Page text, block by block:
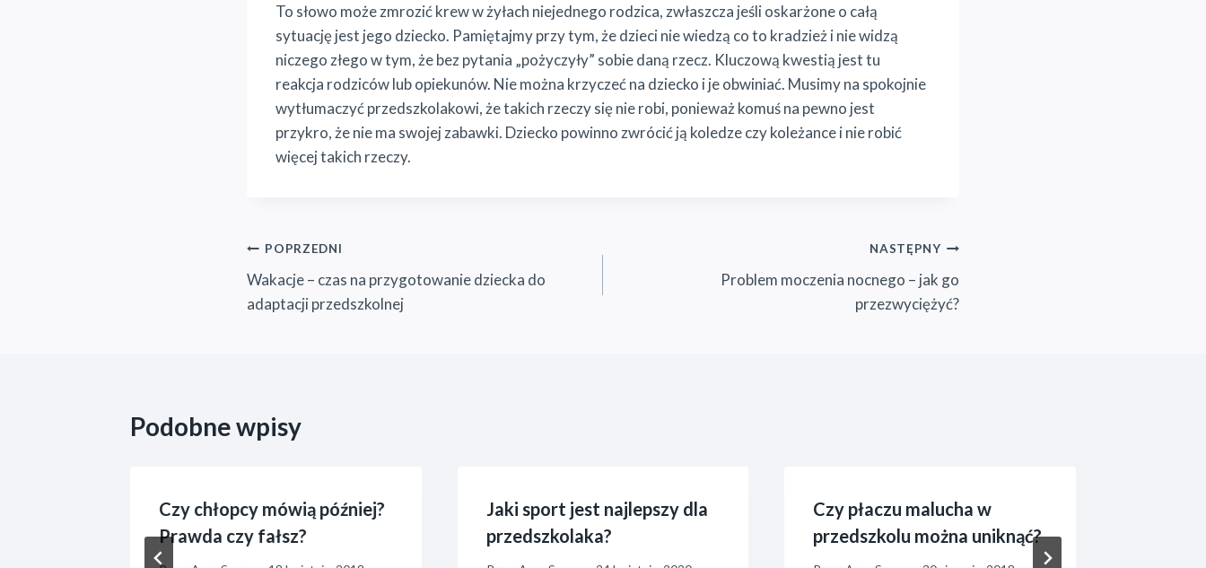
To słowo może zmrozić krew w żyłach niejednego rodzica, zwłaszcza jeśli oskarżone o całą
sytuację jest jego dziecko. Pamiętajmy przy tym, że dzieci nie wiedzą co to kradzież i nie widzą
niczego złego w tym, że bez pytania „pożyczyły” sobie daną rzecz. Kluczową kwestią jest tu
reakcja rodziców lub opiekunów. Nie można krzyczeć na dziecko i je obwiniać. Musimy na spokojnie
wytłumaczyć przedszkolakowi, że takich rzeczy się nie robi, ponieważ komuś na pewno jest
przykro, że nie ma swojej zabawki. Dziecko powinno zwrócić ją koledze czy koleżance i nie robić
więcej takich rzeczy.
Nawigacja
wpisu
POPRZEDNI
Wakacje – czas na przygotowanie dziecka do
adaptacji przedszkolnej
NASTĘPNY
Problem moczenia nocnego – jak go
przezwyciężyć?
Podobne wpisy
Czy chłopcy mówią później?
Prawda czy fałsz?
Jaki sport jest najlepszy dla
przedszkolaka?
Czy płaczu malucha w
przedszkolu można uniknąć?